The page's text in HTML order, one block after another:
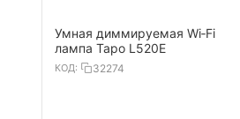
Умная диммируемая Wi‑Fi
лампа Tapo L520E
КОД: 32274